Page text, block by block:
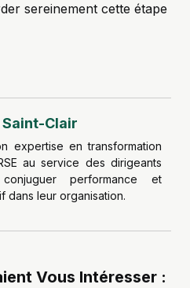
sereinement cette étape
Saint-Clair
expertise en transformation
au service des dirigeants
conjuguer performance et
dans leur organisation.
Vous Intéresser :